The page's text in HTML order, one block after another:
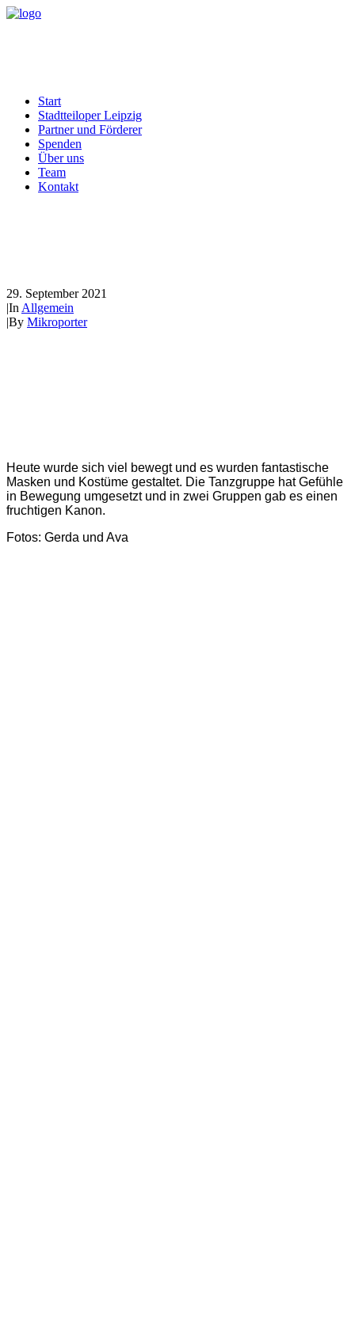
Start
Stadtteiloper Leipzig
Partner und Förderer
Spenden
Über uns
Team
Kontakt
29. September 2021
|In Allgemein
|By Mikroporter
Heute wurde sich viel bewegt und es wurden fantastische
Masken und Kostüme gestaltet. Die Tanzgruppe hat Gefühle
in Bewegung umgesetzt und in zwei Gruppen gab es einen
fruchtigen Kanon.
Fotos: Gerda und Ava